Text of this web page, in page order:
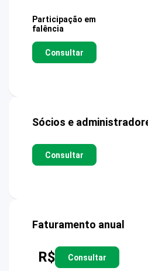
Participação em
falência
Consultar
Sócios e
Consultar
Faturamento anual
R$ Consultar